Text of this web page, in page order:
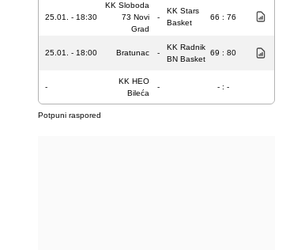
25.01. - 18:30
KK Sloboda
73 Novi
Grad
-
KK Stars
Basket
66 : 76
25.01. - 18:00 Bratunac -
KK Radnik
BN Basket
69 : 80
-
KK HEO
Bileća
- - : -
Potpuni raspored